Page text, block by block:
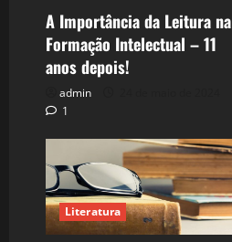
A Importância da Leitura na
Formação Intelectual – 11
anos depois!
admin
1
Literatura